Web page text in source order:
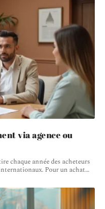
via agence ou
chaque année des acheteurs
Pour un achat…